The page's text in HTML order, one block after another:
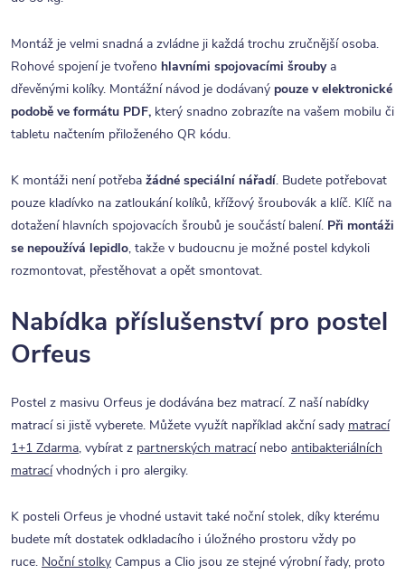
Montáž je velmi snadná a zvládne ji každá trochu zručnější osoba.
Rohové spojení je tvořeno hlavními spojovacími šroubya
dřevěnými kolíky. Montážní návod je dodávaný pouze v elektronické
podobě ve formátu PDF, který snadno zobrazíte na vašem mobilu či
tabletu načtením přiloženého QR kódu.
K montáži není potřeba žádné speciální nářadí. Budete potřebovat
pouze kladívko na zatloukání kolíků, křížový šroubovák a klíč. Klíč na
dotažení hlavních spojovacích šroubů je součástí balení. Při montáži
se nepoužívá lepidlo, takže v budoucnu je možné postel kdykoli
rozmontovat, přestěhovat a opět smontovat.
Nabídka příslušenství pro postel
Orfeus
Postel z masivu Orfeus je dodávána bez matrací. Z naší nabídky
matrací si jistě vyberete. Můžete využít například akční sady matrací
1+1 Zdarma, vybírat z partnerských matracínebo antibakteriálních
matracívhodných i pro alergiky.
K posteli Orfeus je vhodné ustavit také noční stolek, díky kterému
budete mít dostatek odkladacího i úložného prostoru vždy po
ruce. Noční stolky Campus a Clio jsou ze stejné výrobní řady, proto